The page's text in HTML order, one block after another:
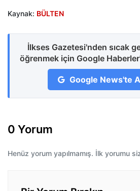
Kaynak: BÜLTEN
İlkses Gazetesi'nden sıcak
öğrenmek için Google
Google News'te
0 Yorum
Henüz yorum yapılmamış. İlk yorumu